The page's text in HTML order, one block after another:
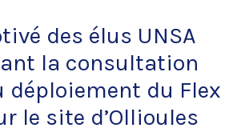
des élus UNSA
la consultation
déploiement du Flex
le site d’Ollioules